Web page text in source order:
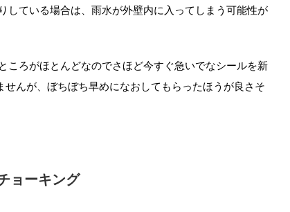
している場合は、雨水が外壁内に入ってしまう可能性が
ころがほとんどなのでさほど今すぐ急いでなシールを新
んが、ぼちぼち早めになおしてもらったほうが良さそ
ョーキング